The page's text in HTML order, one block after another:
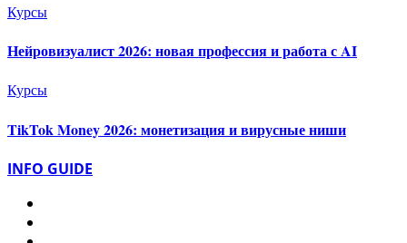
Курсы
Нейровизуалист 2026: новая профессия и работа с AI
Курсы
TikTok Money 2026: монетизация и вирусные ниши
INFO GUIDE